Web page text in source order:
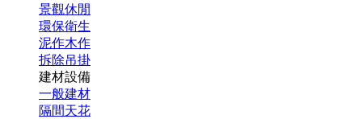
景觀休閒
環保衛生
泥作木作
拆除吊掛
建材設備
一般建材
隔間天花